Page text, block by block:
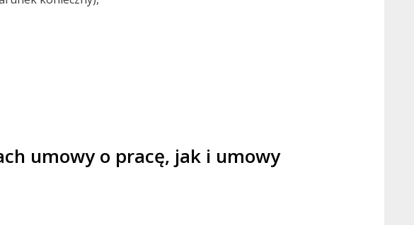
umowy o pracę, jak i umowy